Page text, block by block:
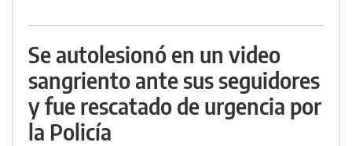
Se autolesionó en un video
sangriento ante sus seguidores
y fue rescatado de urgencia por
la Policía